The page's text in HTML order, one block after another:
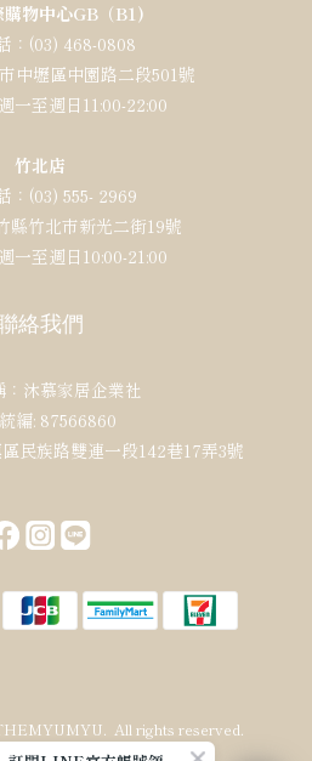
購物中心GB（B1)
：(03) 468-0808
中壢區中園路二段501號
一至週日11:00-22:00
竹北店
：(03) 555- 2969
縣竹北市新光二街19號
一至週日10:00-21:00
絡我們
：沐慕家居企業社
編: 87566860
民族路雙連一段142巷17弄3號
All rights reserved.